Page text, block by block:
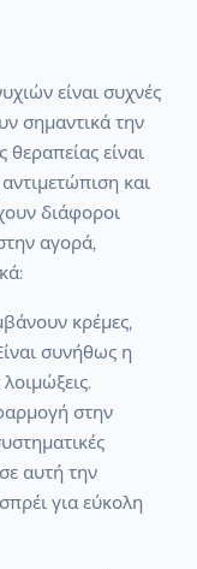
είναι συχνές
σημαντικά την
είναι
και
διάφοροι
αγορά,
κρέμες,
συνήθως η
στην
αυτή την
για εύκολη